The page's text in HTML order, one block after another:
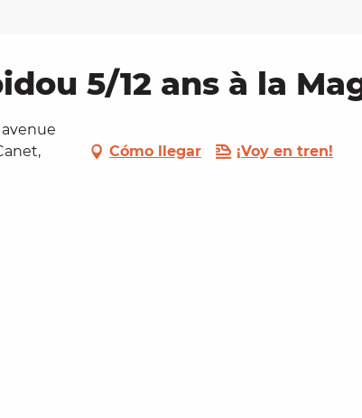
5/12 ans à la
Cómo llegar ¡Voy en tren!